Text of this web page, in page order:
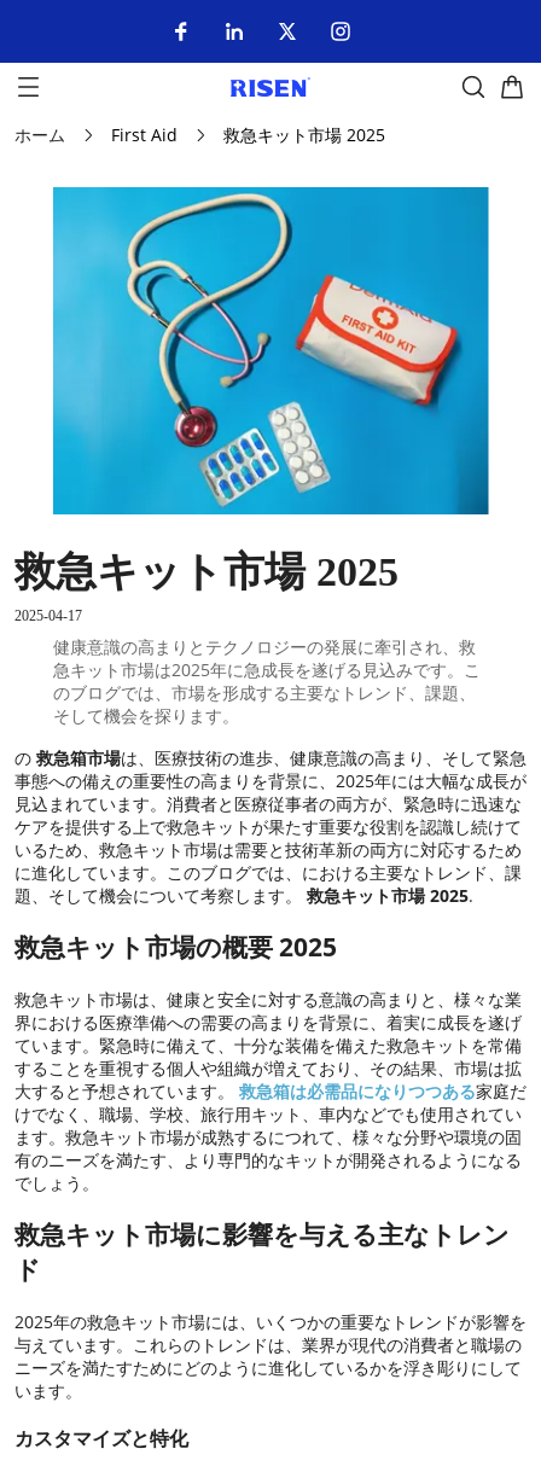
ホーム First Aid 救急キット市場 2025
救急キット市場 2025
2025-04-17
健康意識の高まりとテクノロジーの発展に牽引され、救
急キット市場は2025年に急成長を遂げる見込みです。こ
のブログでは、市場を形成する主要なトレンド、課題、
そして機会を探ります。
の救急箱市場は、医療技術の進歩、健康意識の高まり、そして緊急
事態への備えの重要性の高まりを背景に、2025年には大幅な成長が
見込まれています。消費者と医療従事者の両方が、緊急時に迅速な
ケアを提供する上で救急キットが果たす重要な役割を認識し続けて
いるため、救急キット市場は需要と技術革新の両方に対応するため
に進化しています。このブログでは、における主要なトレンド、課
題、そして機会について考察します。救急キット市場 2025.
救急キット市場の概要 2025
救急キット市場は、健康と安全に対する意識の高まりと、様々な業
界における医療準備への需要の高まりを背景に、着実に成長を遂げ
ています。緊急時に備えて、十分な装備を備えた救急キットを常備
することを重視する個人や組織が増えており、その結果、市場は拡
大すると予想されています。 救急箱は必需品になりつつある家庭だ
けでなく、職場、学校、旅行用キット、車内などでも使用されてい
ます。救急キット市場が成熟するにつれて、様々な分野や環境の固
有のニーズを満たす、より専門的なキットが開発されるようになる
でしょう。
救急キット市場に影響を与える主なトレン
ド
2025年の救急キット市場には、いくつかの重要なトレンドが影響を
与えています。これらのトレンドは、業界が現代の消費者と職場の
ニーズを満たすためにどのように進化しているかを浮き彫りにして
います。
カスタマイズと特化